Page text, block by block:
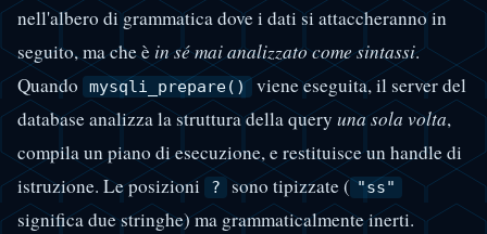
nell'albero di grammatica dove i dati si attaccheranno in
seguito, ma che è in sé mai analizzato come sintassi.
Quando
mysqli_prepare() viene eseguita, il server del
database analizza la struttura della query una sola volta,
compila un piano di esecuzione, e restituisce un handle di
istruzione. Le posizioni
? sono tipizzate ( "ss"
significa due stringhe) ma grammaticalmente inerti.